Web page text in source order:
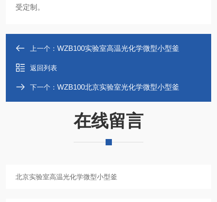
受定制。
上一个： WZB100实验室高温光化学微型小型釜
返回列表
下一个： WZB100北京实验室光化学微型小型釜
在线留言